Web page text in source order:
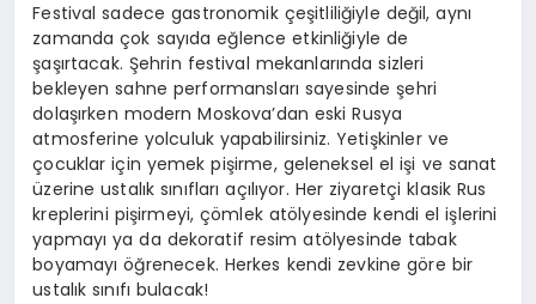
Festival sadece gastronomik çeşitliliğiyle değil, aynı
zamanda çok sayıda eğlence etkinliğiyle de
şaşırtacak. Şehrin festival mekanlarında sizleri
bekleyen sahne performansları sayesinde şehri
dolaşırken modern Moskova’dan eski Rusya
atmosferine yolculuk yapabilirsiniz. Yetişkinler ve
çocuklar için yemek pişirme, geleneksel el işi ve sanat
üzerine ustalık sınıfları açılıyor. Her ziyaretçi klasik Rus
kreplerini pişirmeyi, çömlek atölyesinde kendi el işlerini
yapmayı ya da dekoratif resim atölyesinde tabak
boyamayı öğrenecek. Herkes kendi zevkine göre bir
ustalık sınıfı bulacak!